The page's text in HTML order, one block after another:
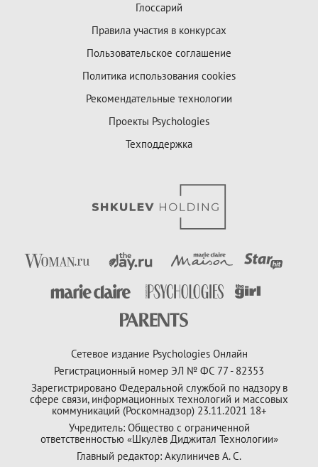
Глоссарий
Правила участия в конкурсах
Пользовательское соглашение
Политика использования cookies
Рекомендательные технологии
Проекты Psychologies
Техподдержка
Сетевое издание Psychologies Онлайн
Регистрационный номер ЭЛ № ФС 77 - 82353
Зарегистрировано Федеральной службой по надзору в
сфере связи, информационных технологий и массовых
коммуникаций (Роскомнадзор) 23.11.2021 18+
Учредитель: Общество с ограниченной
ответственностью «Шкулёв Диджитал Технологии»
Главный редактор: Акулиничев А. С.